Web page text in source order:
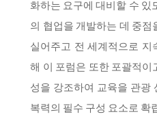
화하는 요구에 대비할 수 있
의 협업을 개발하는 데 중점
실어주고 전 세계적으로 지
해 이 포럼은 또한 포괄적이
성을 강조하여 교육을 관광
복력의 필수 구성 요소로 확